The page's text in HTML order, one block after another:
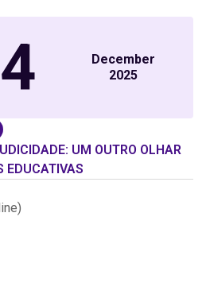
4
December
2025
UM OUTRO OLHAR
EDUCATIVAS